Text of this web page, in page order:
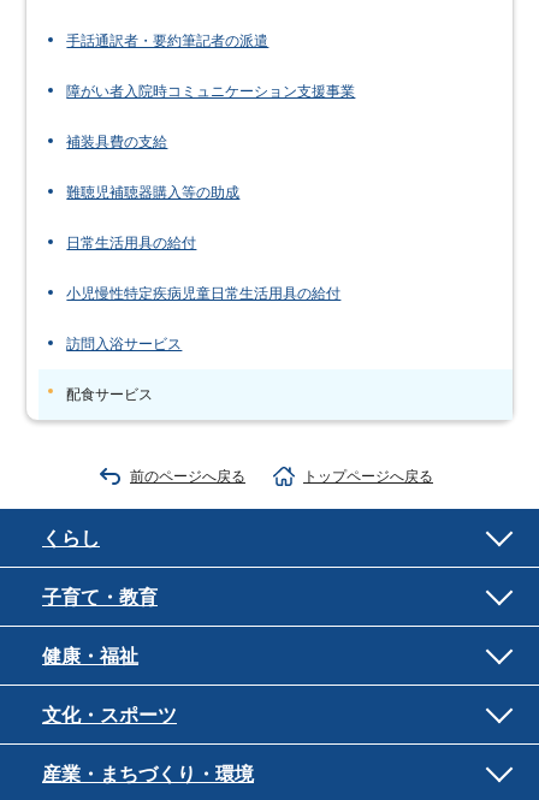
手話通訳者・要約筆記者の派遣
障がい者入院時コミュニケーション支援事業
補装具費の支給
難聴児補聴器購入等の助成
日常生活用具の給付
小児慢性特定疾病児童日常生活用具の給付
訪問入浴サービス
配食サービス
前のページへ戻る トップページへ戻る
くらし
子育て・教育
健康・福祉
文化・スポーツ
産業・まちづくり・環境